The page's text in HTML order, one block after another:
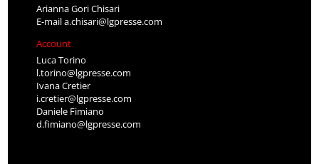
Arianna Gori Chisari
E-maila.chisari@lgpresse.com
Account
Luca Torino
l.torino@lgpresse.com
Ivana Cretier
i.cretier@lgpresse.com
Daniele Fimiano
d.fimiano@lgpresse.com